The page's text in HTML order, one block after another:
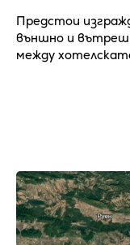
Предстои
външно и
между